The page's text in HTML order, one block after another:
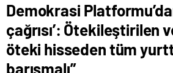
Demokrasi
çağrısı’: Ötekileştirilen
öteki hisseden tüm
barışmalı”